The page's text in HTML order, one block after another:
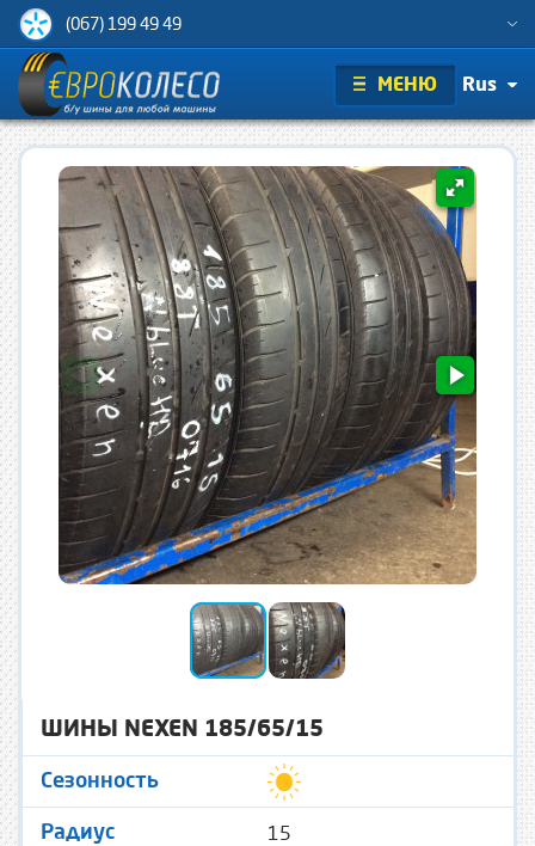
(067) 199 49 49
МЕНЮ Rus
ШИНЫ NEXEN 185/65/15
Сезонность
Радиус 15